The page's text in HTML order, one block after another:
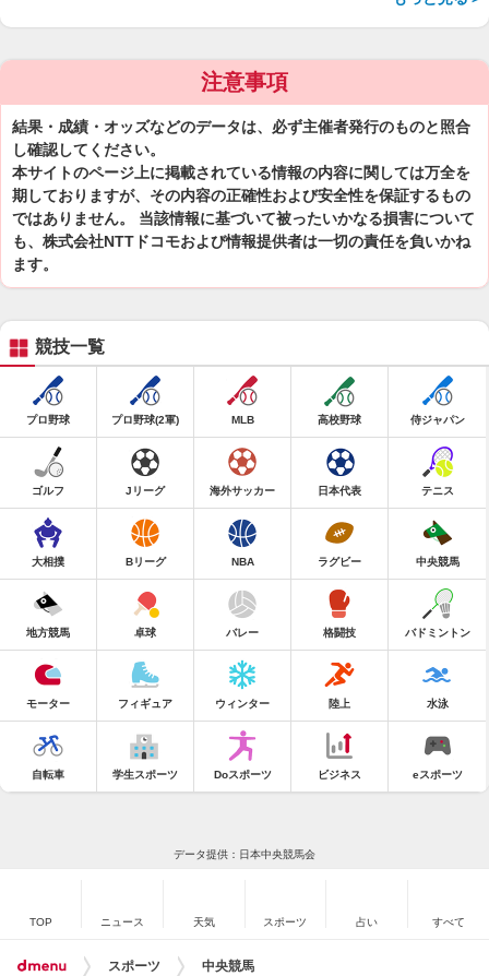
注意事項
結果・成績・オッズなどのデータは、必ず主催者発行のものと照合
し確認してください。
本サイトのページ上に掲載されている情報の内容に関しては万全を
期しておりますが、その内容の正確性および安全性を保証するもの
ではありません。 当該情報に基づいて被ったいかなる損害について
も、株式会社NTTドコモおよび情報提供者は一切の責任を負いかね
ます。
競技一覧
プロ野球 プロ野球(2軍) MLB 高校野球 侍ジャパン
ゴルフ Jリーグ 海外サッカー 日本代表 テニス
大相撲 Bリーグ NBA ラグビー 中央競馬
地方競馬 卓球 バレー 格闘技 バドミントン
モーター フィギュア ウィンター 陸上 水泳
自転車 学生スポーツ Doスポーツ ビジネス eスポーツ
データ提供：日本中央競馬会
TOP ニュース 天気 スポーツ 占い すべて
スポーツ 中央競馬